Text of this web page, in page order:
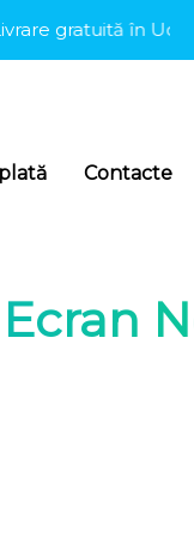
gratuită în Ucraina.
Contacte